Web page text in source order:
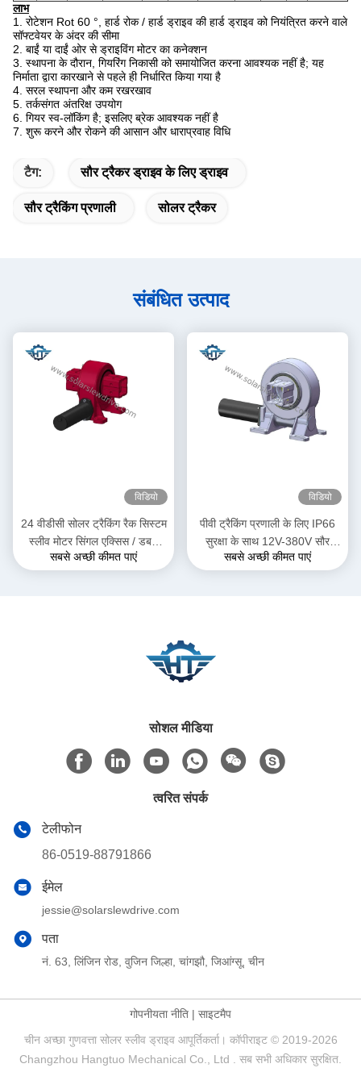
लाभ
1. रोटेशन Rot 60 °, हार्ड रोक / हार्ड ड्राइव की हार्ड ड्राइव को नियंत्रित करने वाले
सॉफ्टवेयर के अंदर की सीमा
2. बाईं या दाईं ओर से ड्राइविंग मोटर का कनेक्शन
3. स्थापना के दौरान, गियरिंग निकासी को समायोजित करना आवश्यक नहीं है; यह
निर्माता द्वारा कारखाने से पहले ही निर्धारित किया गया है
4. सरल स्थापना और कम रखरखाव
5. तर्कसंगत अंतरिक्ष उपयोग
6. गियर स्व-लॉकिंग है; इसलिए ब्रेक आवश्यक नहीं है
7. शुरू करने और रोकने की आसान और धाराप्रवाह विधि
टैग: सौर ट्रैकर ड्राइव के लिए ड्राइव
सौर ट्रैकिंग प्रणाली सोलर ट्रैकर
संबंधित उत्पाद
विडियो
24 वीडीसी सोलर ट्रैकिंग रैक सिस्टम
स्लीव मोटर सिंगल एक्सिस / डबल
एक्सिस ड्राइव के साथ
सबसे अच्छी कीमत पाएं
विडियो
पीवी ट्रैकिंग प्रणाली के लिए IP66
सुरक्षा के साथ 12V-380V सौर
ट्रैकर स्लीव ड्राइव
सबसे अच्छी कीमत पाएं
सोशल मीडिया
त्वरित संपर्क
टेलीफोन
86-0519-88791866
ईमेल
jessie@solarslewdrive.com
पता
नं. 63, लिंजिन रोड, वुजिन जिल्हा, चांगझौ, जिआंग्सू, चीन
गोपनीयता नीति | साइटमैप
चीन अच्छा गुणवत्ता सोलर स्लीव ड्राइव आपूर्तिकर्ता। कॉपीराइट © 2019-2026
Changzhou Hangtuo Mechanical Co., Ltd . सब सभी अधिकार सुरक्षित.